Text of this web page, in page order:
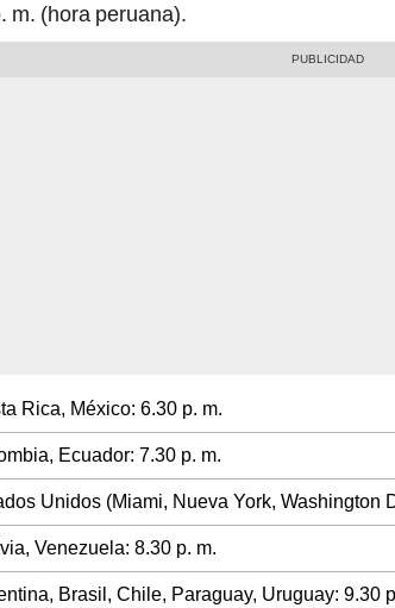
m. (hora peruana).
Rica, México: 6.30 p. m.
Ecuador: 7.30 p. m.
Unidos (Miami, Nueva York, Washington
Venezuela: 8.30 p. m.
Brasil, Chile, Paraguay, Uruguay: 9.30